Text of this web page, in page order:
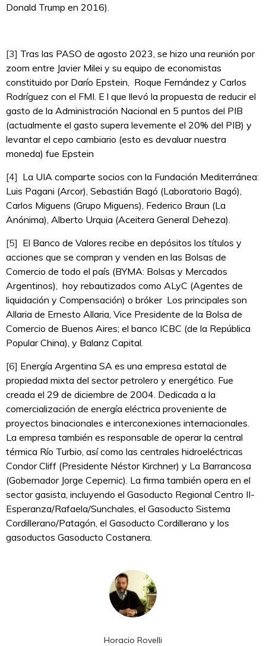
Donald Trump en 2016).
[3] Tras las PASO de agosto 2023, se hizo una reunión por
zoom entre Javier Milei y su equipo de economistas
constituido por Darío Epstein, Roque Fernández y Carlos
Rodríguez con el FMI. E l que llevó la propuesta de reducir el
gasto de la Administración Nacional en 5 puntos del PIB
(actualmente el gasto supera levemente el 20% del PIB) y
levantar el cepo cambiario (esto es devaluar nuestra
moneda) fue Epstein
[4] La UIA comparte socios con la Fundación Mediterránea:
Luis Pagani (Arcor), Sebastián Bagó (Laboratorio Bagó),
Carlos Miguens (Grupo Miguens), Federico Braun (La
Anónima), Alberto Urquia (Aceitera General Deheza).
[5] El Banco de Valores recibe en depósitos los títulos y
acciones que se compran y venden en las Bolsas de
Comercio de todo el país (BYMA: Bolsas y Mercados
Argentinos), hoy rebautizados como ALyC (Agentes de
liquidación y Compensación) o bróker Los principales son
Allaria de Ernesto Allaria, Vice Presidente de la Bolsa de
Comercio de Buenos Aires; el banco ICBC (de la República
Popular China), y Balanz Capital.
[6] Energía Argentina SA es una empresa estatal de
propiedad mixta del sector petrolero y energético. Fue
creada el 29 de diciembre de 2004. Dedicada a la
comercialización de energía eléctrica proveniente de
proyectos binacionales e interconexiones internacionales.
La empresa también es responsable de operar la central
térmica Río Turbio, así como las centrales hidroeléctricas
Condor Cliff (Presidente Néstor Kirchner) y La Barrancosa
(Gobernador Jorge Cepernic). La firma también opera en el
sector gasista, incluyendo el Gasoducto Regional Centro II-
Esperanza/Rafaela/Sunchales, el Gasoducto Sistema
Cordillerano/Patagón, el Gasoducto Cordillerano y los
gasoductos Gasoducto Costanera.
Horacio Rovelli